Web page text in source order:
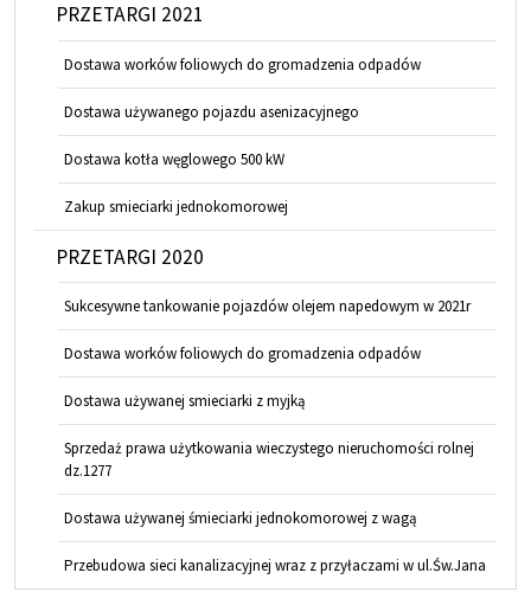
PRZETARGI 2021
Dostawa worków foliowych do gromadzenia odpadów
Dostawa używanego pojazdu asenizacyjnego
Dostawa kotła węglowego 500 kW
Zakup smieciarki jednokomorowej
PRZETARGI 2020
Sukcesywne tankowanie pojazdów olejem napedowym w 2021r
Dostawa worków foliowych do gromadzenia odpadów
Dostawa używanej smieciarki z myjką
Sprzedaż prawa użytkowania wieczystego nieruchomości rolnej
dz.1277
Dostawa używanej śmieciarki jednokomorowej z wagą
Przebudowa sieci kanalizacyjnej wraz z przyłaczami w ul.Św.Jana